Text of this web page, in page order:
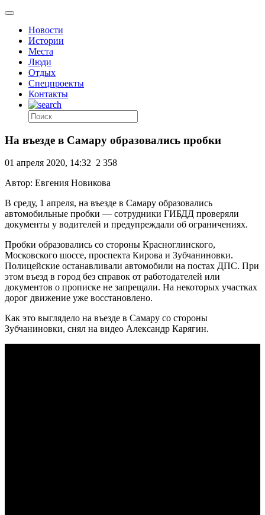
Новости
Истории
Места
Люди
Отдых
Спецпроекты
Контакты
На въезде в Самару образовались пробки
01 апреля 2020, 14:32 2 358
Автор: Евгения Новикова
В среду, 1 апреля, на въезде в Самару образовались
автомобильные пробки — сотрудники ГИБДД проверяли
документы у водителей и предупреждали об ограничениях.
Пробки образовались со стороны Красноглинского,
Московского шоссе, проспекта Кирова и Зубчаниновки.
Полицейские останавливали автомобили на постах ДПС. При
этом въезд в город без справок от работодателей или
документов о прописке не запрещали. На некоторых участках
дорог движение уже восстановлено.
Как это выглядело на въезде в Самару со стороны
Зубчаниновки, снял на видео Александр Карягин.